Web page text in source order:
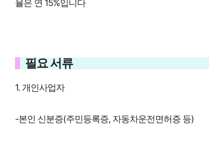
율은 연 15%입니다
필요 서류
1. 개인사업자
-본인 신분증(주민등록증, 자동차운전면허증 등)